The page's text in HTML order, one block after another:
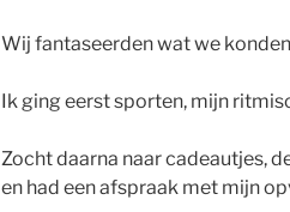
Wij fantaseerden wat we
Ik ging eerst sporten, mijn
Zocht daarna naar cadeautjes,
en had een afspraak met mijn